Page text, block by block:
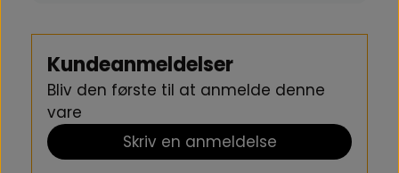
Kundeanmeldelser
Bliv den første til at anmelde denne
vare
Skriv en anmeldelse